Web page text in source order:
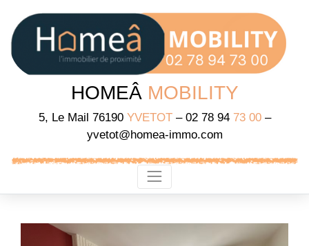
HOMEÂ MOBILITY
5, Le Mail 76190 YVETOT– 02 78 94 73 00–
yvetot@homea-immo.com